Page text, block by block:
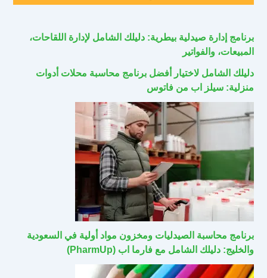
برنامج إدارة صيدلية بيطرية: دليلك الشامل لإدارة اللقاحات،
المبيعات، والفواتير
دليلك الشامل لاختيار أفضل برنامج محاسبة محلات أدوات
منزلية: سيلز اب من فاتوس
برنامج محاسبة الصيدليات ومخزون مواد أولية في السعودية
والخليج: دليلك الشامل مع فارما اب (PharmUp)